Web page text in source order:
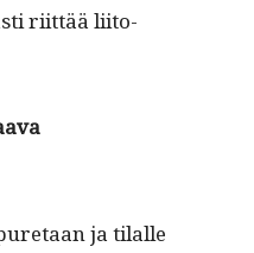
riit­tää liito-
ja tilalle